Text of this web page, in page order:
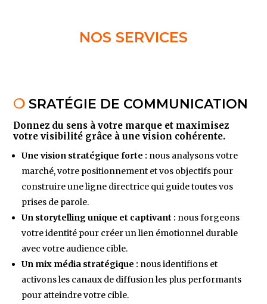
NOS SERVICES
❍ SRATÉGIE DE COMMUNICATION
Donnez du sens à votre marque et maximisez
votre visibilité grâce à une vision cohérente.
Une vision stratégique forte : nous analysons votre
marché, votre positionnement et vos objectifs pour
construire une ligne directrice qui guide toutes vos
prises de parole.
Un storytelling unique et captivant : nous forgeons
votre identité pour créer un lien émotionnel durable
avec votre audience cible.
Un mix média stratégique : nous identifions et
activons les canaux de diffusion les plus performants
pour atteindre votre cible.